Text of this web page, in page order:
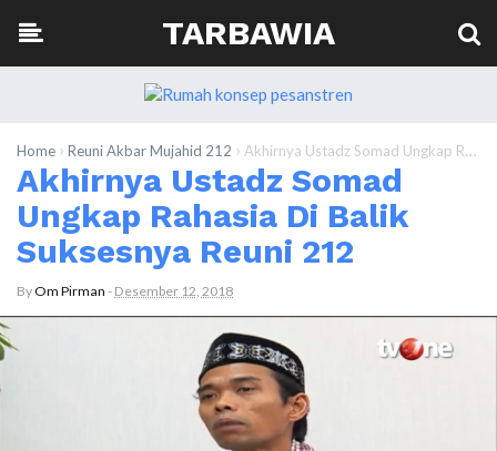
TARBAWIA
Home › Reuni Akbar Mujahid 212 › Akhirnya Ustadz Somad Ungkap Rahasia Di Balik Suksesnya Reuni 212
Akhirnya Ustadz Somad
Ungkap Rahasia Di Balik
Suksesnya Reuni 212
ByOm Pirman - Desember 12, 2018